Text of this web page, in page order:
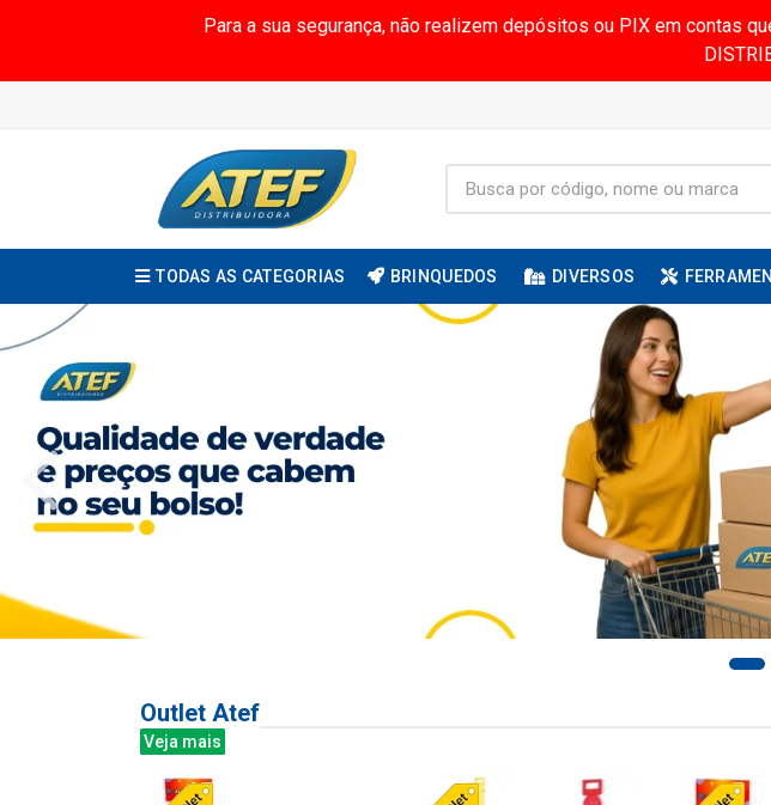
Para a sua segurança, não realizem depósitos ou PIX em contas
TODAS AS CATEGORIAS BRINQUEDOS DIVERSOS
Outlet Atef
Veja mais